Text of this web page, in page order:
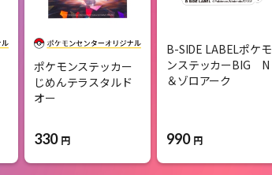
ポケモンステッカー
じめんテラスタルド
オー
330 円
B-SIDE LABELポケモ
ンステッカーBIG N
＆ゾロアーク
990 円